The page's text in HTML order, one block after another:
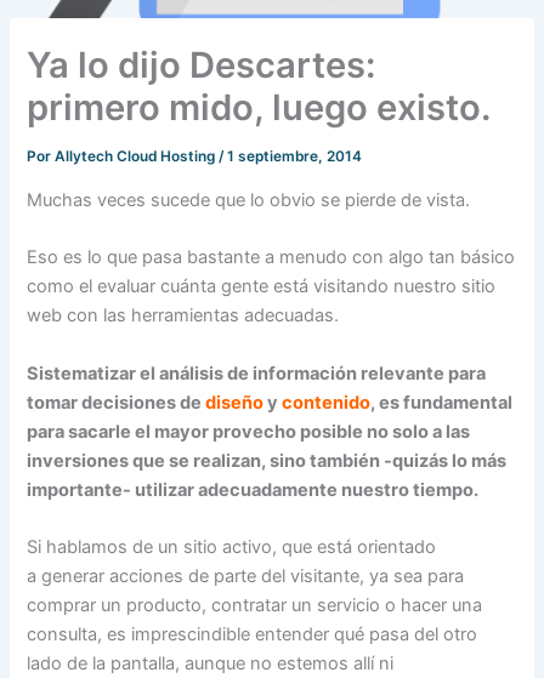
Ya lo dijo Descartes:
primero mido, luego existo.
PorAllytech Cloud Hosting/1 septiembre, 2014
Muchas veces sucede que lo obvio se pierde de vista.
Eso es lo que pasa bastante a menudo con algo tan básico
como el evaluar cuánta gente está visitando nuestro sitio
web con las herramientas adecuadas.
Sistematizar el análisis de información relevante para
tomar decisiones dediseñoycontenido, es fundamental
para sacarle el mayor provecho posible no solo a las
inversiones que se realizan, sino también -quizás lo más
importante- utilizar adecuadamente nuestro tiempo.
Si hablamos de un sitio activo, que está orientado
a generar acciones de parte del visitante, ya sea para
comprar un producto, contratar un servicio o hacer una
consulta, es imprescindible entender qué pasa del otro
lado de la pantalla, aunque no estemos allí ni